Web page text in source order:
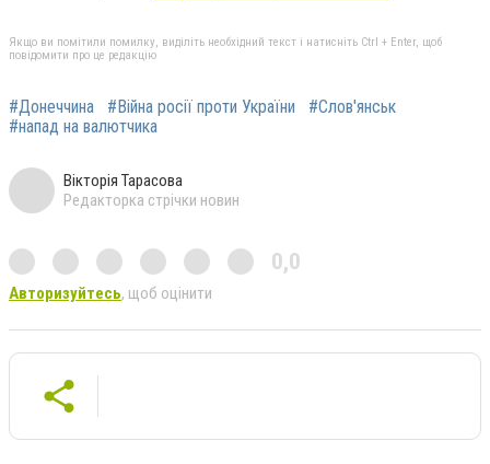
Якщо ви помітили помилку, виділіть необхідний текст і натисніть Ctrl + Enter, щоб
повідомити про це редакцію
#Донеччина #Війна росії проти України
#Слов'янськ
#напад на валютчика
Вікторія Тарасова
Редакторка стрічки новин
0,0
Авторизуйтесь, щоб оцінити